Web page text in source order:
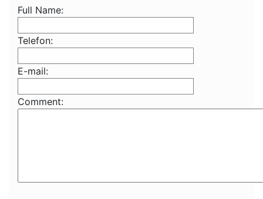
Full Name:
Telefon:
E-mail:
Comment: